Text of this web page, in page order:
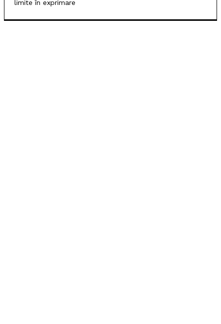
limite în exprimare